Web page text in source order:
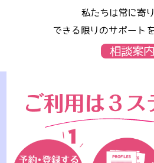
私たちは常に寄り
できる限りのサポート
相談案内